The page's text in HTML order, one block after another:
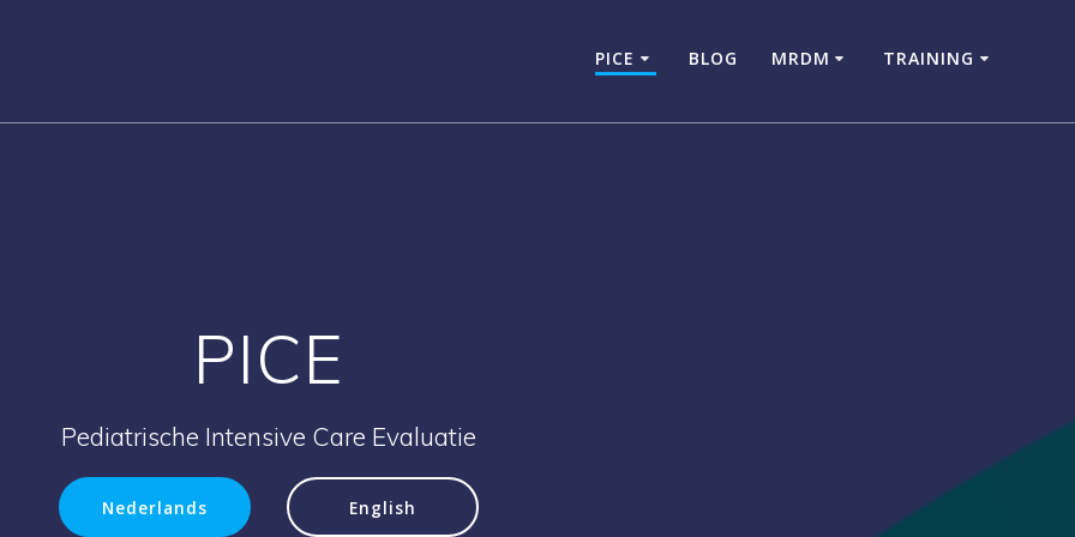
PICE BLOG MRDM TRAINING
PICE
Pediatrische Intensive Care Evaluatie
Nederlands English